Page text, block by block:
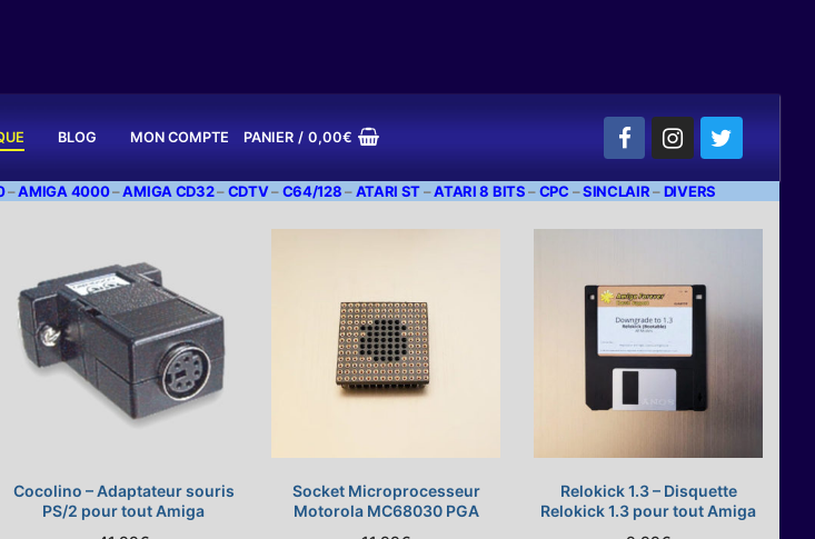
BLOG MON COMPTE PANIER / 0,00€
–AMIGA 4000–AMIGA CD32–CDTV–C64/128–ATARI ST–ATARI 8 BITS–CPC –SINCLAIR–DIVERS
Cocolino – Adaptateur souris
PS/2 pour tout Amiga
Socket Microprocesseur
Motorola MC68030 PGA
Relokick 1.3 – Disquette
Relokick 1.3 pour tout Amiga